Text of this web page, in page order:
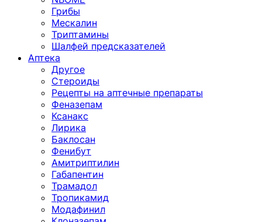
Грибы
Мескалин
Триптамины
Шалфей предсказателей
Аптека
Другое
Стероиды
Рецепты на аптечные препараты
Феназепам
Ксанакс
Лирика
Баклосан
Фенибут
Амитриптилин
Габапентин
Трамадол
Тропикамид
Модафинил